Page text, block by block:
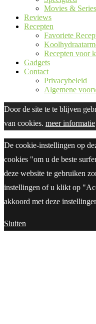
Movies & Series
Reviews
Recepten
Favoriete
Recepten voor
Gadgets
Contact
Privacybeleid
Algemene
Door de site te te blijven
van cookies. meer informatie
De cookie-instellingen op
cookies "om u de beste
deze website te gebruiken
instellingen of u klikt op
akkoord met deze
Sluiten